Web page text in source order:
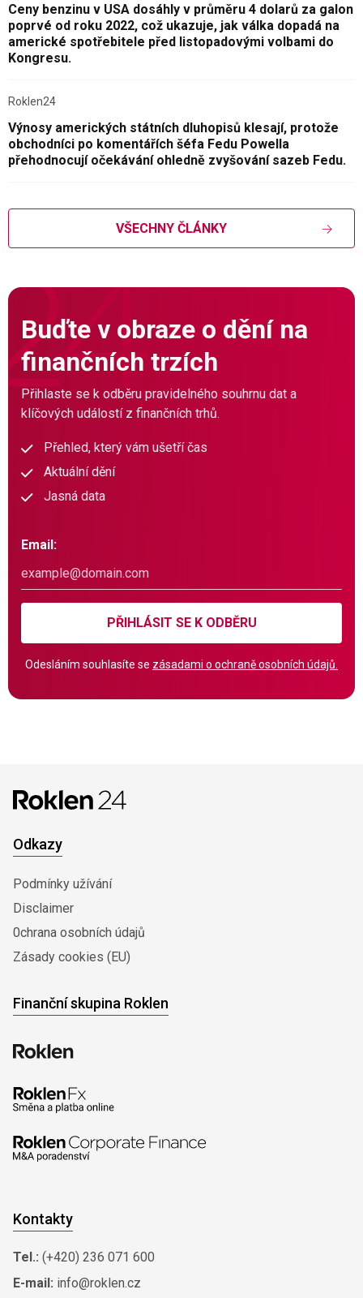
Ceny benzinu v USA dosáhly v průměru 4 dolarů za galon
poprvé od roku 2022, což ukazuje, jak válka dopadá na
americké spotřebitele před listopadovými volbami do
Kongresu.
Roklen24
Výnosy amerických státních dluhopisů klesají, protože
obchodníci po komentářích šéfa Fedu Powella
přehodnocují očekávání ohledně zvyšování sazeb Fedu.
VŠECHNY ČLÁNKY
Buďte v obraze o dění na
finančních trzích
Přihlaste se k odběru pravidelného souhrnu dat a
klíčových událostí z finančních trhů.
Přehled, který vám ušetří čas
Aktuální dění
Jasná data
Email:
PŘIHLÁSIT SE K ODBĚRU
Odesláním souhlasíte se zásadami o ochraně osobních údajů.
Odkazy
Podmínky užívání
Disclaimer
0chrana osobních údajů
Zásady cookies (EU)
Finanční skupina Roklen
Kontakty
Tel.: (+420) 236 071 600
E-mail: info@roklen.cz